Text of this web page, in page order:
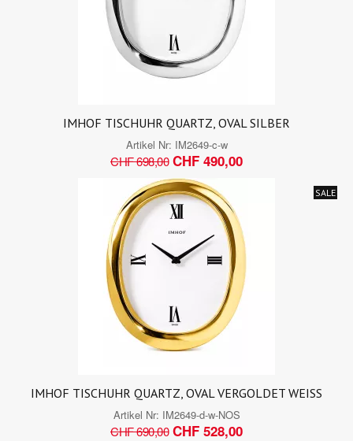
IMHOF TISCHUHR QUARTZ, OVAL SILBER
Artikel Nr: IM2649-c-w
CHF 698,00 CHF 490,00
SALE
IMHOF TISCHUHR QUARTZ, OVAL VERGOLDET WEISS
Artikel Nr: IM2649-d-w-NOS
CHF 690,00 CHF 528,00